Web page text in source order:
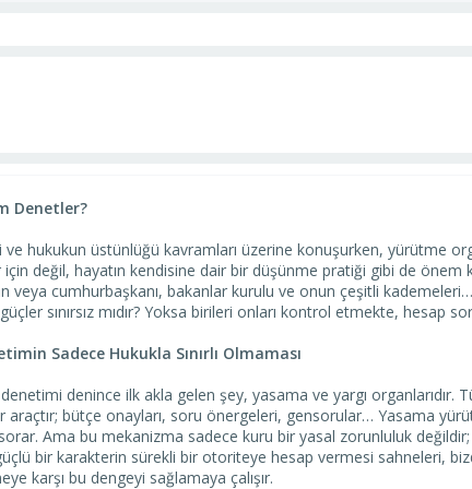
Denetler?
hukukun üstünlüğü kavramları üzerine konuşurken, yürütme
değil, hayatın kendisine dair bir düşünme pratiği gibi de önem
veya cumhurbaşkanı, bakanlar kurulu ve onun çeşitli
sınırsız mıdır? Yoksa birileri onları kontrol etmekte, hesap
Sadece Hukukla Sınırlı Olmaması
denince ilk akla gelen şey, yasama ve yargı organlarıdır.
bütçe onayları, soru önergeleri, gensorular… Yasama
Ama bu mekanizma sadece kuru bir yasal zorunluluk
bir karakterin sürekli bir otoriteye hesap vermesi sahneleri,
karşı bu dengeyi sağlamaya çalışır.